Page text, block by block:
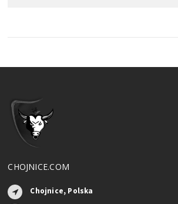
CHOJNICE.COM
Chojnice, Polska